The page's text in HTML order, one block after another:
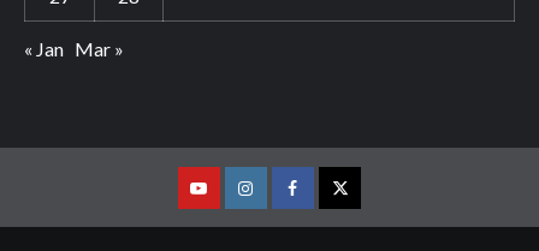
« Jan Mar »
YoutubeVimeoFacebookTwitter